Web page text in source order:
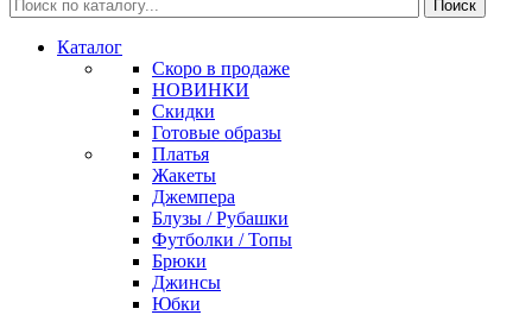
Каталог
Скоро в продаже
НОВИНКИ
Скидки
Готовые образы
Платья
Жакеты
Джемпера
Блузы / Рубашки
Футболки / Топы
Брюки
Джинсы
Юбки